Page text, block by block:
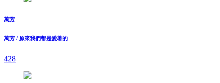
萬芳
萬芳 / 原來我們都是愛著的
428